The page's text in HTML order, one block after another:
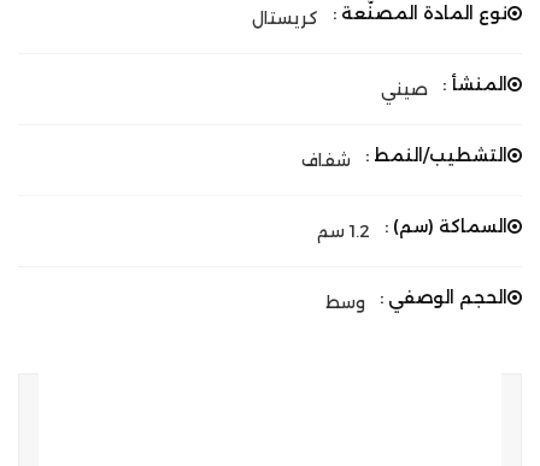
نوع المادة المصنّعة : كريستال
المنشأ : صيني
التشطيب/النمط : شفاف
السماكة (سم) : 1.2 سم
الحجم الوصفي : وسط